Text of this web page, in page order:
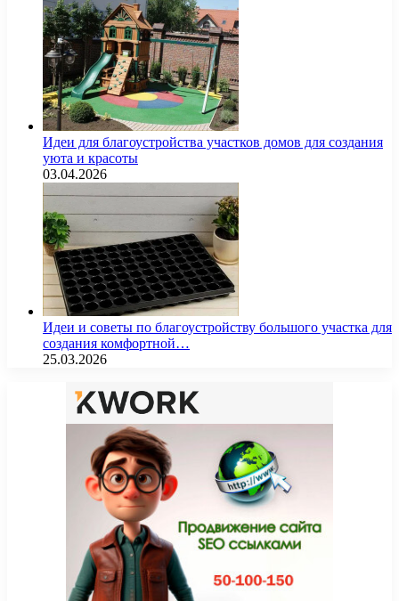
Идеи для благоустройства участков домов для создания
уюта и красоты
03.04.2026
Идеи и советы по благоустройству большого участка для
создания комфортной…
25.03.2026